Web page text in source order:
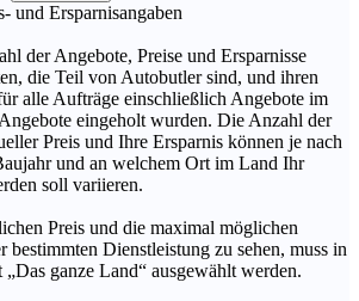
und Ersparnisangaben
der Angebote, Preise und Ersparnisse
die Teil von Autobutler sind, und ihren
alle Aufträge einschließlich Angebote im
eingeholt wurden. Die Anzahl der
Preis und Ihre Ersparnis können je nach
und an welchem Ort im Land Ihr
soll variieren.
Preis und die maximal möglichen
bestimmten Dienstleistung zu sehen, muss in
ganze Land“ ausgewählt werden.